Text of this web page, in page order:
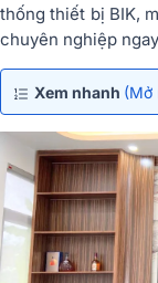
thống thiết bị BIK,
chuyên nghiệp
Xem nhanh (Mở